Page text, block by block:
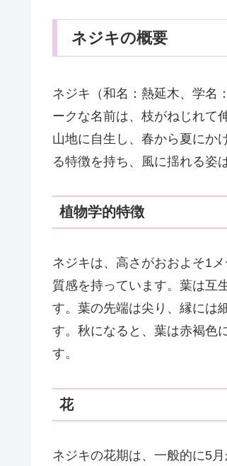
ネジキの概要
ネジキ（和名：熱延木、学名：
ークな名前は、枝がねじれて
山地に自生し、春から夏にか
る特徴を持ち、風に揺れる姿
植物学的特徴
ネジキは、高さがおおよそ1
質感を持っています。葉は互
す。葉の先端は尖り、縁には
す。秋になると、葉は赤褐色
す。
花
ネジキの花期は、一般的に5